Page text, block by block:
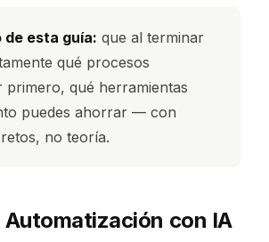
de esta guía: que al terminar
qué procesos
primero, qué herramientas
puedes ahorrar — con
no teoría.
Automatización con IA